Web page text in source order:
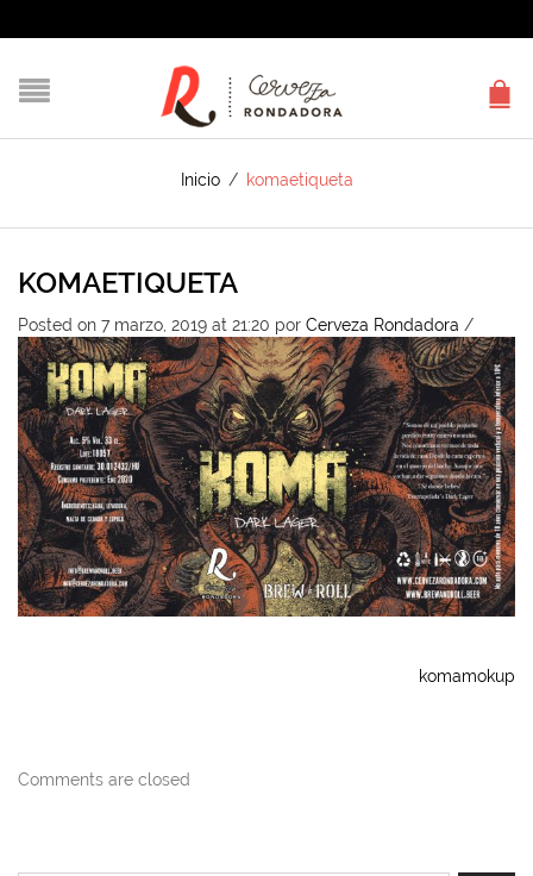
Inicio / komaetiqueta
KOMAETIQUETA
Posted on 7 marzo, 2019 at 21:20 por Cerveza Rondadora /
komamokup
Comments are closed